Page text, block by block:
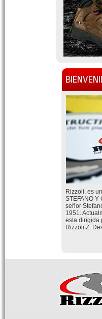
Rizzoli, es
STEFANO Y
señor
1951.
esta dirigida
Rizzoli Z.